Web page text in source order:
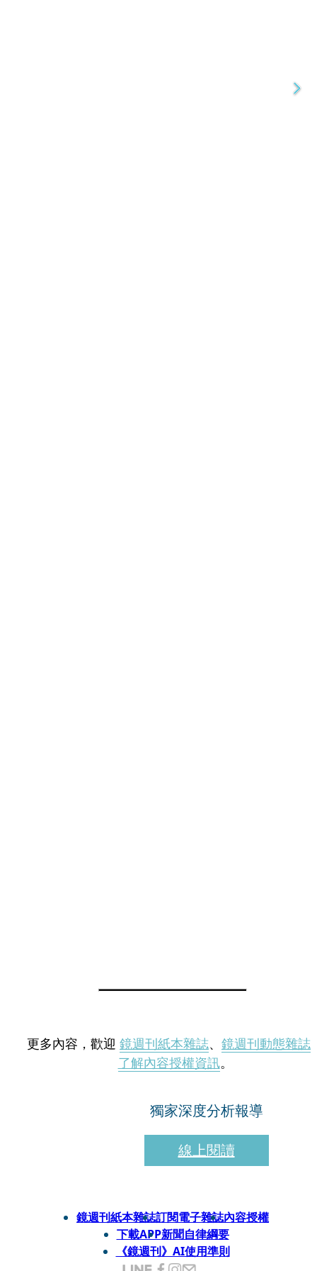
更多內容，歡迎 鏡週刊紙本雜誌、 鏡週刊動態雜誌
了解內容授權資訊。
獨家深度分析報導
線上閱讀
鏡週刊紙本雜誌訂閱電子雜誌內容授權
下載APP新聞自律綱要
《鏡週刊》AI使用準則